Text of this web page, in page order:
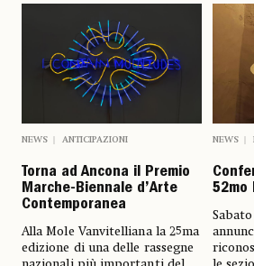
NEWS ANTICIPAZIONI
Torna ad Ancona il Premio
Marche-Biennale d’Arte
Contemporanea
Alla Mole Vanvitelliana la 25ma
edizione di una delle rassegne
NEWS
52mo